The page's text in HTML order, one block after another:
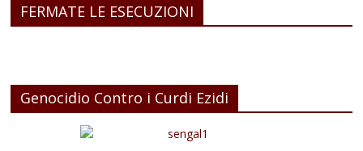
FERMATE LE ESECUZIONI
Genocidio Contro i Curdi Ezidi